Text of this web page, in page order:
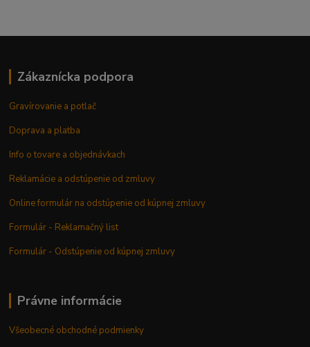
Zákaznícka podpora
Gravírovanie a potlač
Doprava a platba
Info o tovare a objednávkach
Reklamácie a odstúpenie od zmluvy
Online formulár na odstúpenie od kúpnej zmluvy
Formulár - Reklamačný list
Formulár - Odstúpenie od kúpnej zmluvy
Právne informácie
Všeobecné obchodné podmienky